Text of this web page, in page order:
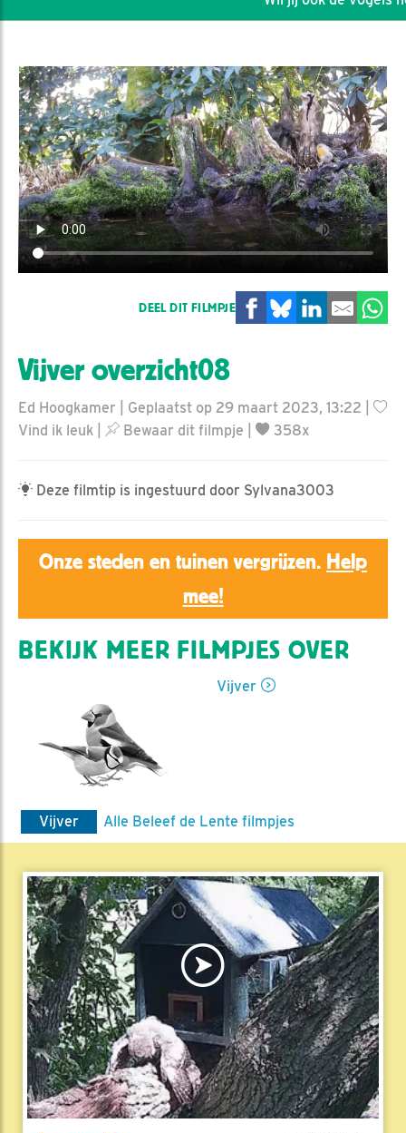
DEEL DIT FILMPJE
Vijver overzicht08
Ed Hoogkamer | Geplaatst op 29 maart 2023, 13:22 |
Vind ik leuk
Bewaar dit filmpje 358x
Deze filmtip is ingestuurd door Sylvana3003
Onze steden en tuinen vergrijzen. Help
mee!
BEKIJK MEER FILMPJES OVER
Vijver
Vijver Alle Beleef de Lente filmpjes